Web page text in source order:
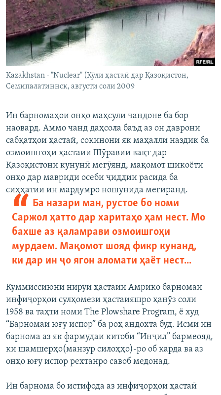
ГУЗОРИШҲОИ РАДИОӢ
Русский
ПАЙГИРӢ КУНЕД
Ҳамаи сомонаҳои RFE/RL
Kazakhstan - "Nuclear" (Кӯли ҳастаӣ дар Қазоқистон,
Семипалатиннск, августи соли 2009
Ин барномаҳои онҳо маҳсули чандоне ба бор
наовард. Аммо чанд даҳсола баъд аз он даврони
сабқатҳои ҳастаӣ, сокинони як маҳалли наздик ба
озмоишгоҳи ҳастаии Шӯравии вақт дар
Қазоқистони кунунӣ мегӯянд, мақомот шикоёти
онҳо дар мавриди осеби ҷиддии расида ба
сиҳҳатии ин мардумро ношунида мегиранд.
Ба назари ман, рустое бо номи
Саржол ҳатто дар харитаҳо ҳам нест. Мо
бахше аз қаламрави озмоишгоҳи
мурдаем. Мақомот шояд фикр кунанд,
ки дар ин ҷо ягон аломати ҳаёт нест...
Куммиссиюни нирӯи ҳастаии Амрико барномаи
инфиҷорҳои сулҳомези ҳастаияшро ҳанӯз соли
1958 ва таҳти номи The Plowshare Program, ё худ
“Барномаи юғу испор” ба роҳ андохта буд. Исми ин
барнома аз як фармудаи китоби “Инҷил” бармеояд,
ки шамшерҳо(манзур силоҳҳо)-ро об карда ва аз
онҳо юғу испор рехтанро савоб медонад.
Ин барнома бо истифода аз инфиҷорҳои ҳастаӣ